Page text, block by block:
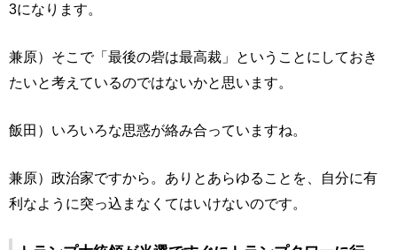
3になります。
兼原）そこで「最後の砦は最高裁」ということにしておき
たいと考えているのではないかと思います。
飯田）いろいろな思惑が絡み合っていますね。
兼原）政治家ですから。ありとあらゆることを、自分に有
利なように突っ込まなくてはいけないのです。